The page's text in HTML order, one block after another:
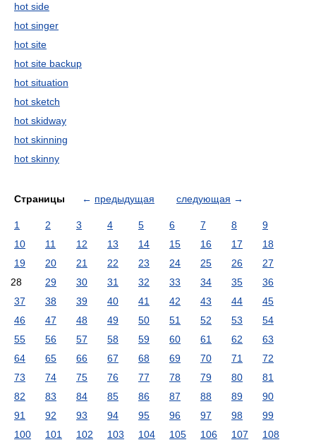
hot side
hot singer
hot site
hot site backup
hot situation
hot sketch
hot skidway
hot skinning
hot skinny
Страницы ← предыдущая следующая →
1 2 3 4 5 6 7 8
9
10
11 12 13 14 15 16 17
18
19
20 21 22 23 24 25 26
27
28
29 30 31 32 33 34 35
36
37
38 39 40 41 42 43 44
45
46
47 48 49 50 51 52 53
54
55
56 57 58 59 60 61 62
63
64
65 66 67 68 69 70 71
72
73
74 75 76 77 78 79 80
81
82
83 84 85 86 87 88 89
90
91
92 93 94 95 96 97 98
99
100
101 102 103 104 105 106 107
108